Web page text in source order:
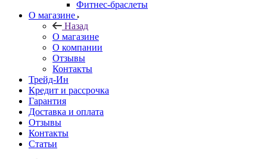
Фитнес-браслеты
О магазине
Назад
О магазине
О компании
Отзывы
Контакты
Трейд-Ин
Кредит и рассрочка
Гарантия
Доставка и оплата
Отзывы
Контакты
Статьи